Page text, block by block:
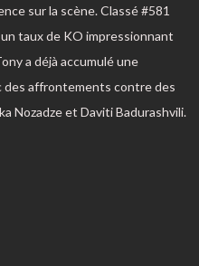
sur la scène. Classé #581
taux de KO impressionnant
a déjà accumulé une
des affrontements contre des
Nozadze et Daviti Badurashvili.